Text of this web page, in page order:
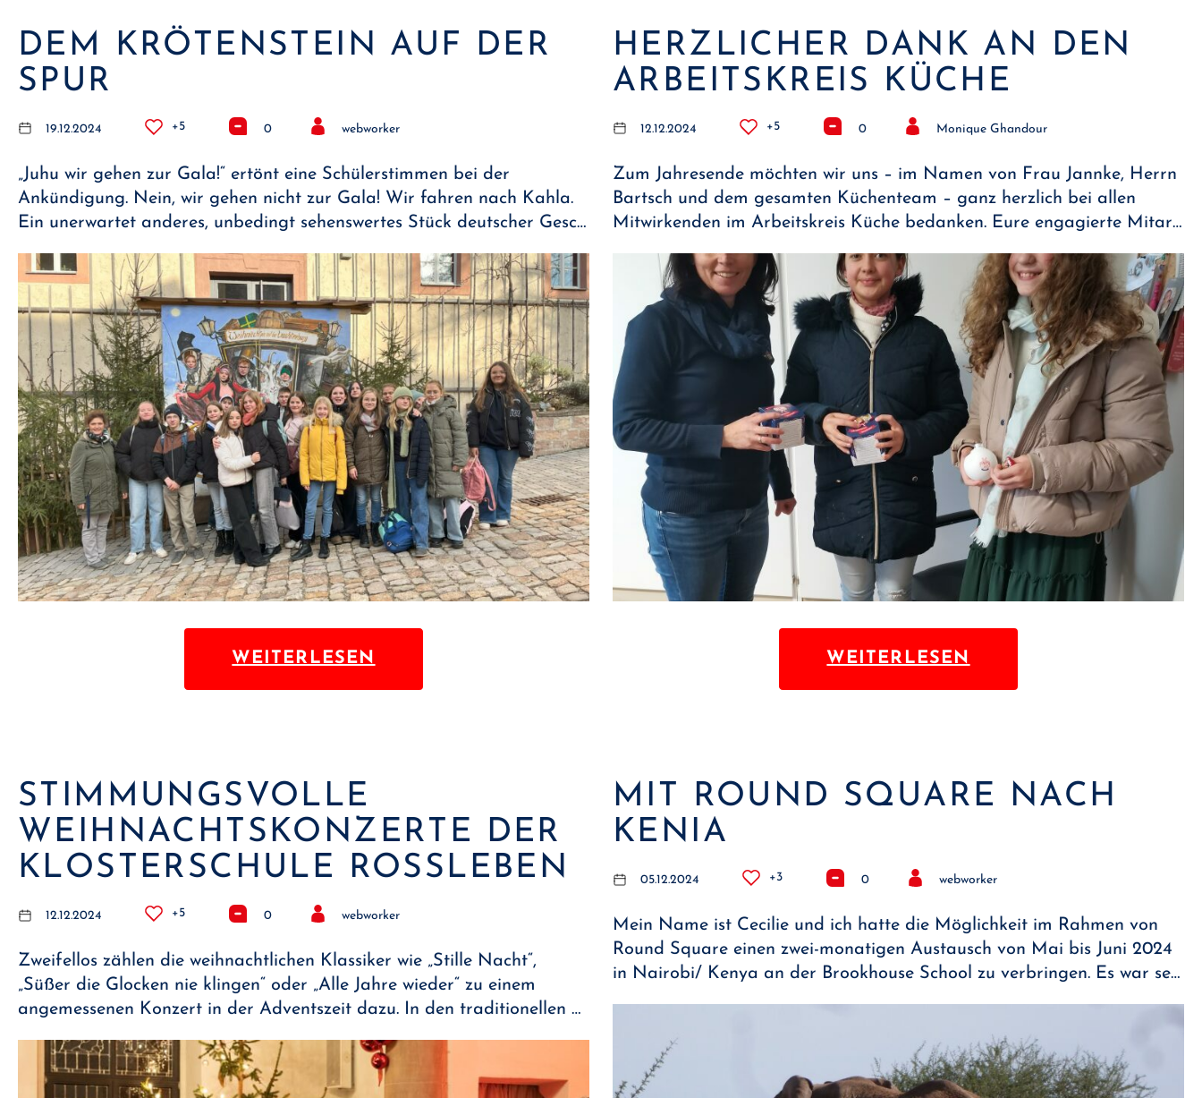
DEM KRÖTENSTEIN AUF DER
SPUR
19.12.2024 +5 0 webworker
„Juhu wir gehen zur Gala!“ ertönt eine Schülerstimmen bei der
Ankündigung. Nein, wir gehen nicht zur Gala! Wir fahren nach Kahla.
Ein unerwartet anderes, unbedingt sehenswertes Stück deutscher Gesc…
WEITERLESEN
HERZLICHER DANK AN DEN
ARBEITSKREIS KÜCHE
12.12.2024 +5 0 Monique Ghandour
Zum Jahresende möchten wir uns – im Namen von Frau Jannke, Herrn
Bartsch und dem gesamten Küchenteam – ganz herzlich bei allen
Mitwirkenden im Arbeitskreis Küche bedanken. Eure engagierte Mitar…
WEITERLESEN
STIMMUNGSVOLLE
WEIHNACHTSKONZERTE DER
KLOSTERSCHULE ROSSLEBEN
12.12.2024 +5 0 webworker
Zweifellos zählen die weihnachtlichen Klassiker wie „Stille Nacht“,
„Süßer die Glocken nie klingen“ oder „Alle Jahre wieder“ zu einem
angemessenen Konzert in der Adventszeit dazu. In den traditionellen …
MIT ROUND SQUARE NACH
KENIA
05.12.2024 +3 0 webworker
Mein Name ist Cecilie und ich hatte die Möglichkeit im Rahmen von
Round Square einen zwei-monatigen Austausch von Mai bis Juni 2024
in Nairobi/ Kenya an der Brookhouse School zu verbringen. Es war se…